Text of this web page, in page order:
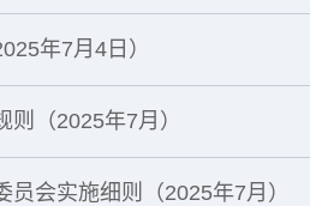
年7月4日）
（2025年7月）
会实施细则（2025年7月）